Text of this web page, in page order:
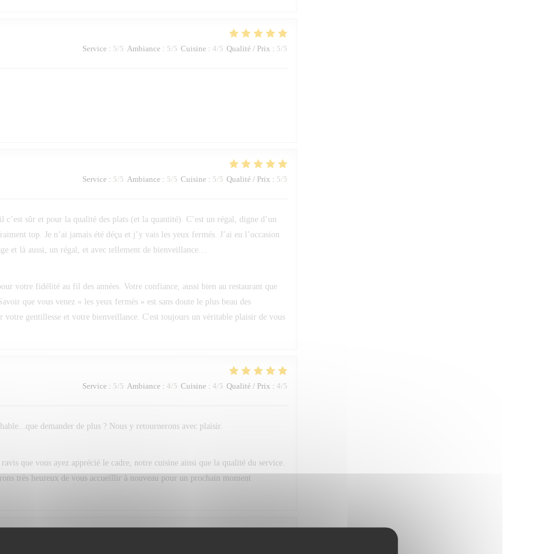
Service : 5/5 Ambiance : 5/5 Cuisine : 4/5 Qualité / Prix : 5/5
Service : 5/5 Ambiance : 5/5 Cuisine : 5/5 Qualité / Prix : 5/5
c’est sûr et pour la qualité des plats (et la quantité). C’est un régal, digne d’un
top. Je n’ai jamais été déçu et j’y vais les yeux fermés. J’ai eu l’occasion
et là aussi, un régal, et avec tellement de bienveillance…
votre fidélité au fil des années. Votre confiance, aussi bien au restaurant que
que vous venez « les yeux fermés » est sans doute le plus beau des
gentillesse et votre bienveillance. C'est toujours un véritable plaisir de vous
Service : 5/5 Ambiance : 4/5 Cuisine : 4/5 Qualité / Prix : 4/5
demander de plus ? Nous y retournerons avec plaisir.
que vous ayez apprécié le cadre, notre cuisine ainsi que la qualité du service.
très heureux de vous accueillir à nouveau pour un prochain moment